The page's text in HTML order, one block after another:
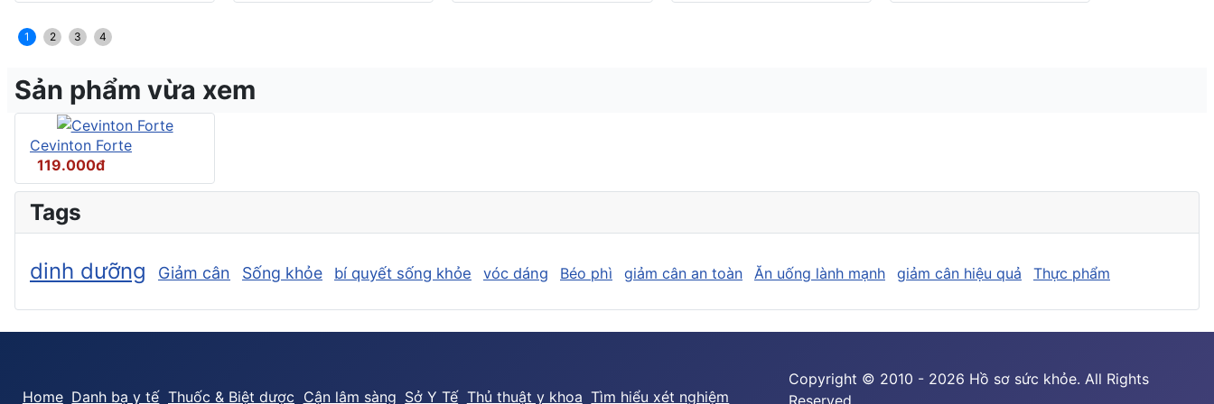
1 2 3 4
Sản phẩm vừa xem
Cevinton Forte
119.000đ
Tags
dinh dưỡng Giảm cân Sống khỏe bí quyết sống khỏe vóc dáng Béo phì giảm cân an toàn Ăn uống lành mạnh giảm cân hiệu quả Thực phẩm
Home Danh bạ y tế Thuốc & Biệt dược Cận lâm sàng Sở Y Tế Thủ thuật y khoa Tìm hiểu xét nghiệm
Copyright © 2010 - 2026 Hồ sơ sức khỏe. All Rights